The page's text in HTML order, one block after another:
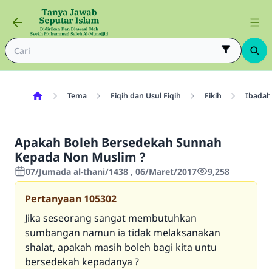
Tema Fiqih dan Usul Fiqih Fikih
Apakah Boleh Bersedekah Sunnah
Kepada Non Muslim ?
07/Jumada al-thani/1438 , 06/Maret/2017 9,258
Pertanyaan 105302
Jika seseorang sangat membutuhkan
sumbangan namun ia tidak melaksanakan
shalat, apakah masih boleh bagi kita untu
bersedekah kepadanya ?